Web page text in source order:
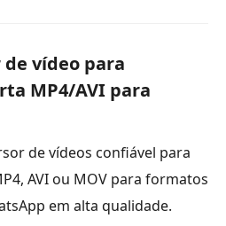
vídeo para
MP4/AVI para
de vídeos confiável para
AVI ou MOV para formatos
em alta qualidade.